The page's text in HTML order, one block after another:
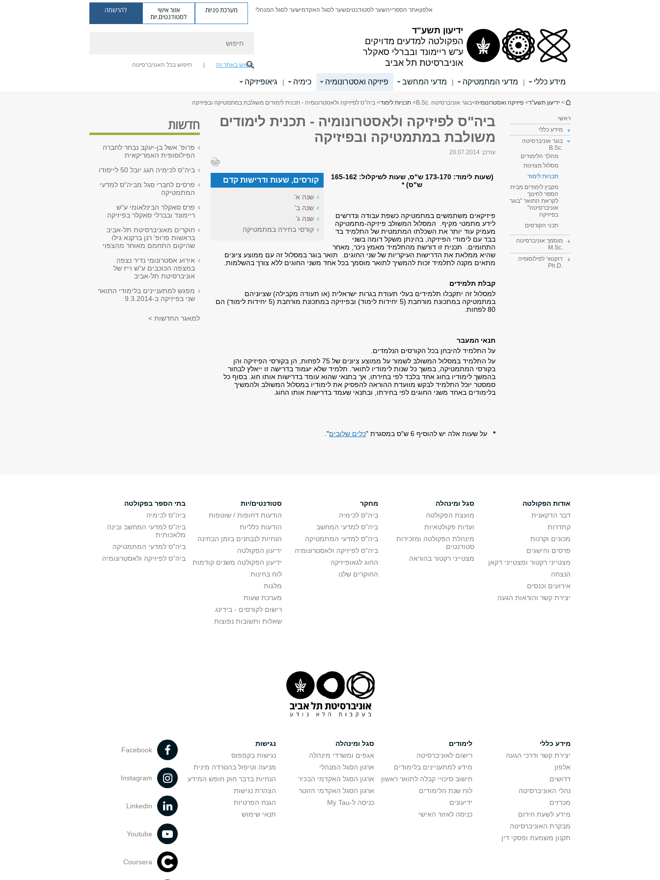
ידיעון תשע"ד
הפקולטה למדעים מדויקים
ע"ש ריימונד ובברלי סאקלר
אוניברסיטת תל אביב
אלפוןאתר הספרייהשער לסטודנטיםשער לסגל האקדמישער לסגל המנהלי מערכת פניות אזור אישי
לסטודנטים.יות
להרשמה
חיפוש באתר זה חיפוש בכל האוניברסיטה
מידע כללי | מדעי המתמטיקה | מדעי המחשב פיזיקה ואסטרונומיה כימיה | גיאופיזיקה
הינך נמצא כאן
> ידיעון תשע"ד> פיזיקה ואסטרונומיה>בוגר אוניברסיטה .B.Sc > תכניות לימוד> ביה"ס לפיזיקה ולאסטרונומיה - תכנית לימודים משולבת במתמטיקה ובפיזיקה
ראשי
מידע כללי
בוגר אוניברסיטה
.B.Sc
מהלך הלימודים
מסלול מצוינות
תכניות לימוד
מקבץ לימודים מבית
הספר לחינוך
לקראת התואר "בוגר
אוניברסיטה"
בפיזיקה
תכני הקורסים
מוסמך אוניברסיטה
.M.Sc
דוקטור לפילוסופיה
.Ph.D
ביה"ס לפיזיקה ולאסטרונומיה - תכנית לימודים
משולבת במתמטיקה ובפיזיקה
עודכן: 20.07.2014
קורסים, שעות ודרישות קדם
שנה א'
שנה ב'
שנה ג'
קורסי בחירה במתמטיקה
(שעות לימוד: 173-170 ש"ס, שעות לשיקלול: 165-162
ש"ס) *
פיזיקאים משתמשים במתמטיקה כשפת עבודה ונדרשים
לידע מתמטי מקיף. המסלול המשולב פיזיקה-מתמטיקה
מעמיק עוד יותר את השכלתו המתמטית של התלמיד בד
בבד עם לימודי הפיזיקה, בהינתן משקל דומה בשני
התחומים. תכנית זו דורשת מהתלמיד מאמץ ניכר, מאחר
שהיא ממלאת את הדרישות העיקריות של שני החוגים. תואר בוגר במסלול זה עם ממוצע ציונים
מתאים מקנה לתלמיד זכות להמשיך לתואר מוסמך בכל אחד משני החוגים ללא צורך בהשלמות.
קבלת תלמידים
למסלול זה יתקבלו תלמידים בעלי תעודת בגרות ישראלית (או תעודה מקבילה) שציוניהם
במתמטיקה במתכונת מורחבת (5 יחידות לימוד) ובפיזיקה במתכונת מורחבת (5 יחידות לימוד) הם
80 לפחות.
תנאי המעבר
על התלמיד להיבחן בכל הקורסים הנלמדים.
על התלמיד במסלול המשולב לשמור על ממוצע ציונים של 75 לפחות, הן בקורסי הפיזיקה והן
בקורסי המתמטיקה, במשך כל שנות לימודיו לתואר. תלמיד שלא יעמוד בדרישה זו ייאלץ לבחור
בהמשך לימודיו בחוג אחד בלבד לפי בחירתו, אך בתנאי שהוא עומד בדרישות אותו חוג. בסוף כל
סמסטר יוכל התלמיד לבקש מוועדת ההוראה להפסיק את לימודיו במסלול המשולב ולהמשיך
בלימודים באחד משני החוגים לפי בחירתו, ובתנאי שעמד בדרישות אותו החוג.
* על שעות אלה יש להוסיף 6 ש"ס במסגרת " כלים שלובים".
חדשות
פרופ' אשל בן-יעקב נבחר לחברה
הפילוסופית האמריקאית
ביה"ס לכימיה חגג יובל 50 לייסודו
פרסים לחברי סגל מביה"ס למדעי
המתמטיקה
פרס סאקלר הבינלאומי ע"ש
ריימונד ובברלי סאקלר בפיזיקה
חוקרים מאוניברסיטת תל-אביב
בראשות פרופ' רנן ברקנא גילו
שהיקום התחמם מאוחר מהצפוי
אירוע אסטרונומי נדיר נצפה
במצפה הכוכבים ע"ש וייז של
אוניברסיטת תל-אביב
מפגש למתעניינים בלימודי התואר
שני בפיזיקה ב-9.3.2014
למאגר החדשות >
אודות הפקולטה
דבר הדקאנית
קתדרות
מכונים וקרנות
פרסים והישגים
מצטייני רקטור ומצטייני דקאן
הנצחה
אירועים וכנסים
יצירת קשר והוראות הגעה
סגל ומינהלה
מועצת הפקולטה
ועדות פקולטאיות
מינהלת הפקולטה ומזכירות
סטודנטים
מצטייני רקטור בהוראה
מחקר
ביה"ס לכימיה
ביה"ס למדעי המחשב
ביה"ס למדעי המתמטיקה
ביה"ס לפיזיקה ולאסטרונומיה
החוג לגאופיזיקה
החוקרים שלנו
סטודנטים/יות
הודעות דחופות / שוטפות
הודעות כלליות
הנחיות לנבחנים בזמן הבחינה
ידיעון הפקולטה
ידיעון הפקולטה משנים קודמות
לוח בחינות
מלגות
מערכת שעות
רישום לקורסים - בידינג
שאלות ותשובות נפוצות
בתי הספר בפקולטה
ביה"ס לכימיה
ביה"ס למדעי המחשב ובינה
מלאכותית
ביה"ס למדעי המתמטיקה
ביה"ס לפיזיקה ולאסטרונומיה
מידע כללי
יצירת קשר ודרכי הגעה
אלפון
דרושים
נהלי האוניברסיטה
מכרזים
מידע לשעת חירום
מבקרת האוניברסיטה
תקנון משמעת ופסקי דין
לימודים
רישום לאוניברסיטה
מידע למתעניינים בלימודים
חישוב סיכויי קבלה לתואר ראשון
לוח שנת הלימודים
ידיעונים
כניסה לאזור האישי
סגל ומינהלה
אגפים ומשרדי מינהלה
ארגון הסגל המנהלי
ארגון הסגל האקדמי הבכיר
ארגון הסגל האקדמי הזוטר
כניסה ל-My Tau
נגישות
נגישות בקמפוס
מניעה וטיפול בהטרדה מינית
הנחיות בדבר חוק חופש המידע
הצהרת נגישות
הגנת הפרטיות
תנאי שימוש
Facebook
Instagram
Linkedin
Youtube
Coursera